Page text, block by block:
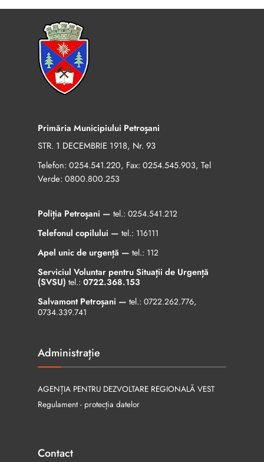
Primăria Municipiului Petroșani
STR. 1 DECEMBRIE 1918, Nr. 93
Telefon: 0254.541.220, Fax: 0254.545.903, Tel
Verde: 0800.800.253
Poliția Petroșani — tel.: 0254.541.212
Telefonul copilului — tel.: 116111
Apel unic de urgență — tel.: 112
Serviciul Voluntar pentru Situații de Urgență
(SVSU) tel.: 0722.368.153
Salvamont Petroșani — tel.: 0722.262.776,
0734.339.741
Administrație
AGENȚIA PENTRU DEZVOLTARE REGIONALĂ VEST
Regulament - protecția datelor
Contact